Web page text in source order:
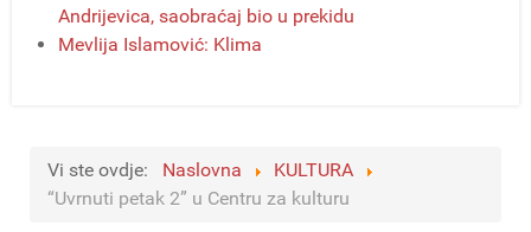
Andrijevica, saobraćaj bio u prekidu
Mevlija Islamović: Klima
Vi ste ovdje: Naslovna
KULTURA
“Uvrnuti petak 2” u Centru za kulturu